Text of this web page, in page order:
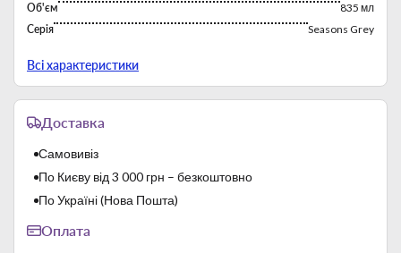
Об'єм
835 мл
Серія
Seasons Grey
Всі характеристики
Доставка
Самовивіз
По Києву від 3 000 грн – безкоштовно
По Україні (Нова Пошта)
Оплата